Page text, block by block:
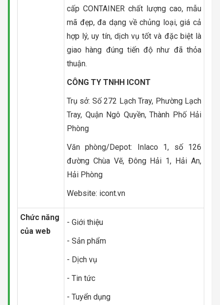
cấp CONTAINER chất lượng cao, mẫu
mã đẹp, đa dạng về chủng loại, giá cả
hợp lý, uy tín, dịch vụ tốt và đặc biệt là
giao hàng đúng tiến độ như đã thỏa
thuận.
CÔNG TY TNHH ICONT
Trụ sở: Số 272 Lạch Tray, Phường Lạch
Tray, Quận Ngô Quyền, Thành Phố Hải
Phòng
Văn phòng/Depot: Inlaco 1, số 126
đường Chùa Vẽ, Đông Hải 1, Hải An,
Hải Phòng
Website: icont.vn
Chức năng
của web
- Giới thiệu
- Sản phẩm
- Dịch vụ
- Tin tức
- Tuyển dụng